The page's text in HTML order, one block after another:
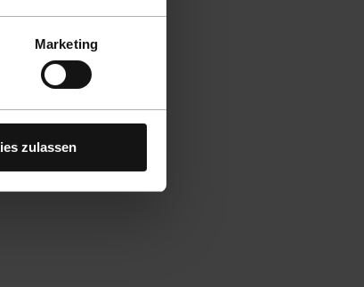
Marketing
zulassen